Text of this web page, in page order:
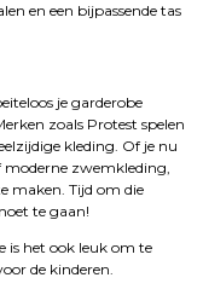
en een bijpassende tas
je garderobe
zoals Protest spelen
kleding. Of je nu
moderne zwemkleding,
maken. Tijd om die
te gaan!
is het ook leuk om te
de kinderen.